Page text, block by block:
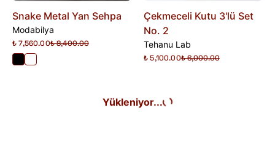
Snake Metal Yan Sehpa
Modabilya
₺ 7,560.00₺ 8,400.00
Çekmeceli Kutu 3'lü Set
No. 2
Tehanu Lab
₺ 5,100.00₺ 6,000.00
Yükleniyor...